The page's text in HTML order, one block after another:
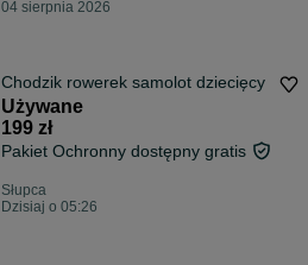
04 sierpnia 2026
Chodzik rowerek samolot dziecięcy
Używane
199 zł
Pakiet Ochronny dostępny gratis
Słupca
Dzisiaj o 05:26